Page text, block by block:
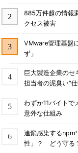
885万件超の情報
クセス被害
VMware管理基盤
ず」
巨大製造企業の
担当者の泥臭い“
わずか11バイト
意外な仕組み
連鎖感染する
性」？ どう守る